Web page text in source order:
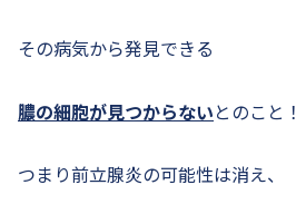
その病気から発見できる
膿の細胞が見つからないとのこと！
つまり前立腺炎の可能性は消え、